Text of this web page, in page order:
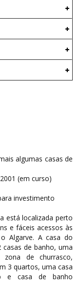
algumas casas de
(em curso)
investimento
está localizada perto
e fáceis acessos às
Algarve. A casa do
de banho, uma
zona de churrasco,
3 quartos, uma casa
e casa de banho